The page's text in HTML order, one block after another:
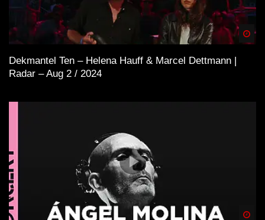
Dekmantel Ten – Helena Hauff & Marcel Dettmann |
Radar – Aug 2 / 2024